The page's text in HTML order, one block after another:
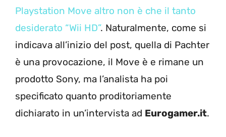
Playstation Move altro non è che il tanto
desiderato “Wii HD”. Naturalmente, come si
indicava all’inizio del post, quella di Pachter
è una provocazione, il Move è e rimane un
prodotto Sony, ma l’analista ha poi
specificato quanto proditoriamente
dichiarato in un’intervista ad Eurogamer.it.